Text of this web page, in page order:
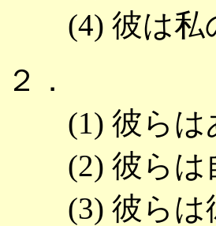
(4) 彼は私
２．
(1) 彼らは
(2) 彼らは
(3) 彼らは